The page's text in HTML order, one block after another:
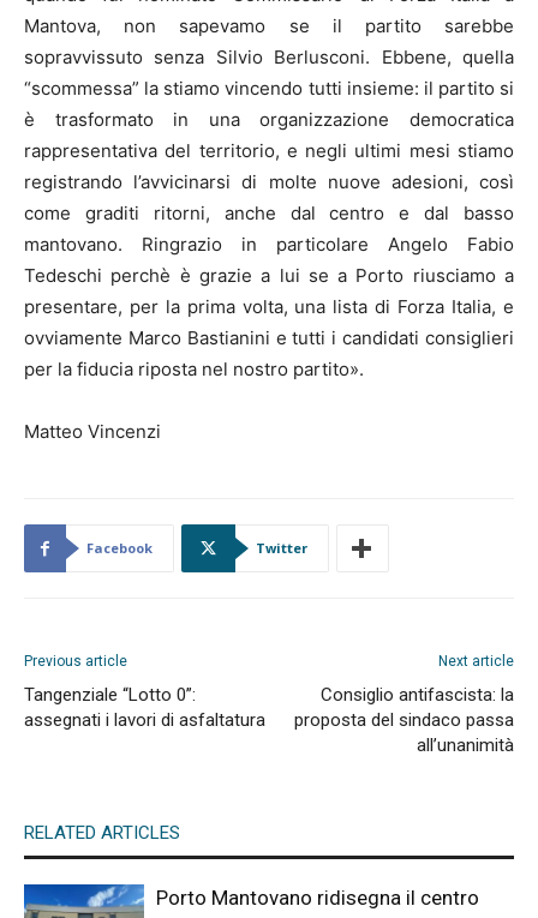
Mantova, non sapevamo se il partito sarebbe
sopravvissuto senza Silvio Berlusconi. Ebbene, quella
“scommessa” la stiamo vincendo tutti insieme: il partito si
è trasformato in una organizzazione democratica
rappresentativa del territorio, e negli ultimi mesi stiamo
registrando l’avvicinarsi di molte nuove adesioni, così
come graditi ritorni, anche dal centro e dal basso
mantovano. Ringrazio in particolare Angelo Fabio
Tedeschi perchè è grazie a lui se a Porto riusciamo a
presentare, per la prima volta, una lista di Forza Italia, e
ovviamente Marco Bastianini e tutti i candidati consiglieri
per la fiducia riposta nel nostro partito».
Matteo Vincenzi
Facebook Twitter
Previous article
Tangenziale “Lotto 0”:
assegnati i lavori di asfaltatura
Next article
Consiglio antifascista: la
proposta del sindaco passa
all’unanimità
RELATED ARTICLES
Porto Mantovano ridisegna il centro